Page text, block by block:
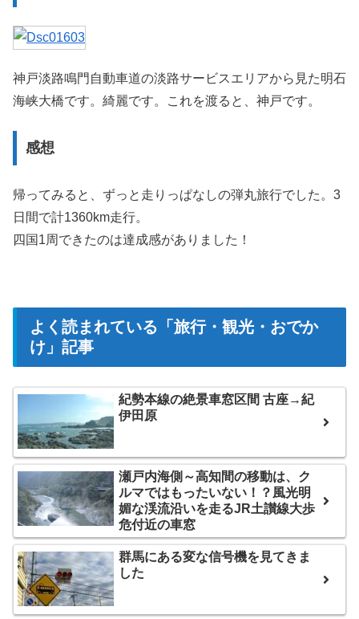
神戸淡路鳴門自動車道の淡路サービスエリアから見た明石
海峡大橋です。綺麗です。これを渡ると、神戸です。
感想
帰ってみると、ずっと走りっぱなしの弾丸旅行でした。3
日間で計1360km走行。
四国1周できたのは達成感がありました！
よく読まれている「旅行・観光・おでか
け」記事
紀勢本線の絶景車窓区間 古座→紀
伊田原
瀬戸内海側～高知間の移動は、ク
ルマではもったいない！？風光明
媚な渓流沿いを走るJR土讃線大歩
危付近の車窓
群馬にある変な信号機を見てきま
した